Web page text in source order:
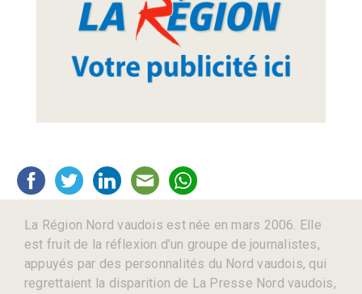
La Région Nord vaudois est née en mars 2006. Elle
est fruit de la réflexion d’un groupe de journalistes,
appuyés par des personnalités du Nord vaudois, qui
regrettaient la disparition de La Presse Nord vaudois,